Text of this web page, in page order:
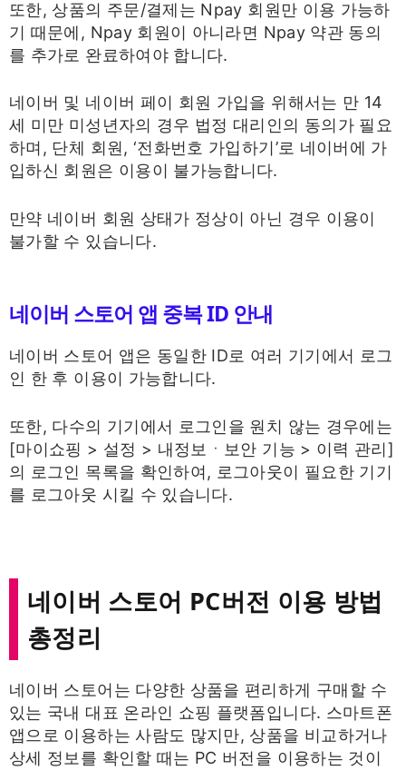
또한, 상품의 주문/결제는 Npay 회원만 이용 가능하
기 때문에, Npay 회원이 아니라면 Npay 약관 동의
를 추가로 완료하여야 합니다.
네이버 및 네이버 페이 회원 가입을 위해서는 만 14
세 미만 미성년자의 경우 법정 대리인의 동의가 필요
하며, 단체 회원, ‘전화번호 가입하기’로 네이버에 가
입하신 회원은 이용이 불가능합니다.
만약 네이버 회원 상태가 정상이 아닌 경우 이용이
불가할 수 있습니다.
네이버 스토어 앱 중복 ID 안내
네이버 스토어 앱은 동일한 ID로 여러 기기에서 로그
인 한 후 이용이 가능합니다.
또한, 다수의 기기에서 로그인을 원치 않는 경우에는
[마이쇼핑 > 설정 > 내정보ㆍ보안 기능 > 이력 관리]
의 로그인 목록을 확인하여, 로그아웃이 필요한 기기
를 로그아웃 시킬 수 있습니다.
네이버 스토어 PC버전 이용 방법
총정리
네이버 스토어는 다양한 상품을 편리하게 구매할 수
있는 국내 대표 온라인 쇼핑 플랫폼입니다. 스마트폰
앱으로 이용하는 사람도 많지만, 상품을 비교하거나
상세 정보를 확인할 때는 PC 버전을 이용하는 것이